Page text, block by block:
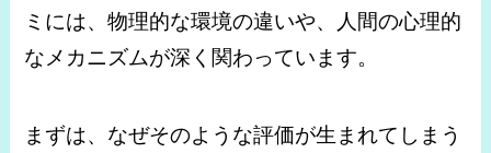
ミには、物理的な環境の違いや、人間の心理的
なメカニズムが深く関わっています。
まずは、なぜそのような評価が生まれてしまう